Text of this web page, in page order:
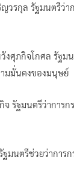
วรกุล รัฐมนตรีว่า
งศุภกิจโกศล รัฐม
มมั่นคงของมนุษย์
จ รัฐมนตรีว่าการ
มนตรีช่วยว่าการ